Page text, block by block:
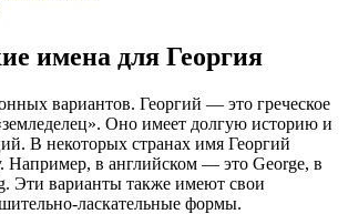
имена для Георгия
вариантов. Георгий — это греческое
Оно имеет долгую историю и
В некоторых странах имя Георгий
Например, в английском — это George, в
Эти варианты также имеют свои
ласкательные формы.